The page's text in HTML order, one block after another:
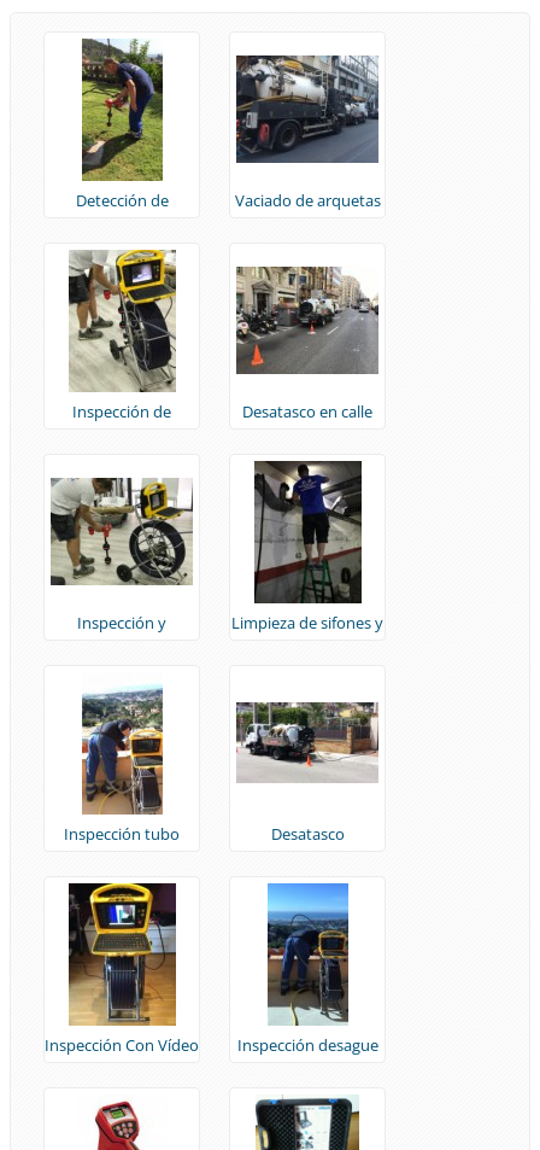
Detección de
Vaciado de arquetas
Inspección de
Desatasco en calle
Inspección y
Limpieza de sifones y
Inspección tubo
Desatasco
Inspección Con Vídeo
Inspección desague